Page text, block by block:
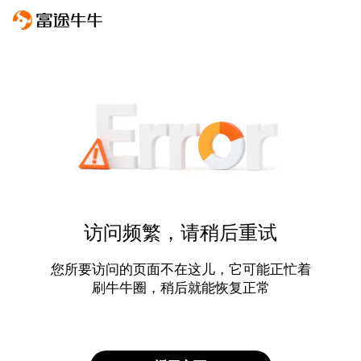
访问频繁，请稍后重试
您所要访问的页面不在这儿，它可能正忙着
刷牛牛圈，稍后就能恢复正常